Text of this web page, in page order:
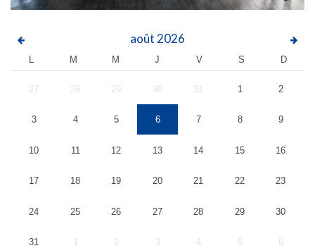
août 2026
L M M J V S D
27 28 29 30 31 1 2
3 4 5 6 7 8 9
10 11 12 13 14 15 16
17 18 19 20 21 22 23
24 25 26 27 28 29 30
31 1 2 3 4 5 6